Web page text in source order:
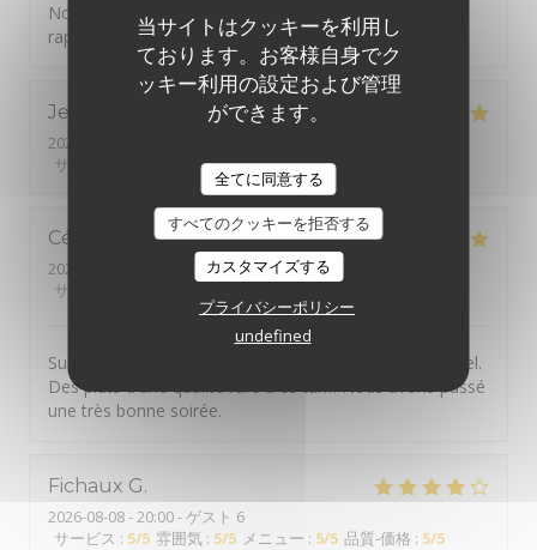
当サイトはクッキーを利用し
ております。お客様自身でク
ッキー利用の設定および管理
ができます。
全てに同意する
すべてのクッキーを拒否する
カスタマイズする
プライバシーポリシー
undefined
Nous ne sommes jamais déçus de ce restaurent au
rapport qualité/prix/service imbattable !
Jeanne
2026-08-06
サービス
雰囲気:5/5 メニュー:5/5
Cédric
2026-08-08
- 20:30 - ゲスト 2
サービス
Super resto! Personnel chaleureux et très professionnel.
Des plats d'une qualité rare à ce tarif. Nous avons passé
une très bonne soirée.
Fichaux G
2026-08-08- 20:00 - ゲスト 6
サービス : 5/5 雰囲気 : 5/5 メニュー : 5/5 品質-価格 : 5/5